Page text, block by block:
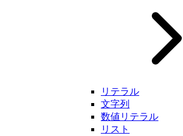
リテラル
文字列
数値リテラル
リスト